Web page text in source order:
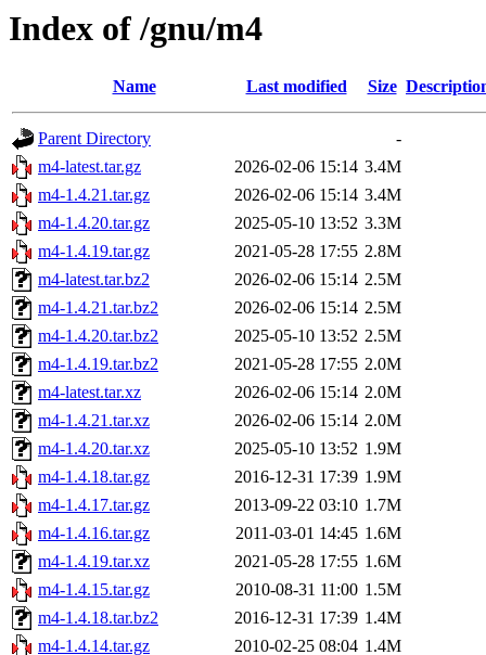
Index of /gnu/m4
Name Last modified Size
Parent Directory
-
m4-latest.tar.gz
2026-02-06 15:14 3.4M
m4-1.4.21.tar.gz
2026-02-06 15:14 3.4M
m4-1.4.20.tar.gz
2025-05-10 13:52 3.3M
m4-1.4.19.tar.gz
2021-05-28 17:55 2.8M
m4-latest.tar.bz2
2026-02-06 15:14 2.5M
m4-1.4.21.tar.bz2
2026-02-06 15:14 2.5M
m4-1.4.20.tar.bz2
2025-05-10 13:52 2.5M
m4-1.4.19.tar.bz2
2021-05-28 17:55 2.0M
m4-latest.tar.xz
2026-02-06 15:14 2.0M
m4-1.4.21.tar.xz
2026-02-06 15:14 2.0M
m4-1.4.20.tar.xz
2025-05-10 13:52 1.9M
m4-1.4.18.tar.gz
2016-12-31 17:39 1.9M
m4-1.4.17.tar.gz
2013-09-22 03:10 1.7M
m4-1.4.16.tar.gz
2011-03-01 14:45 1.6M
m4-1.4.19.tar.xz
2021-05-28 17:55 1.6M
m4-1.4.15.tar.gz
2010-08-31 11:00 1.5M
m4-1.4.18.tar.bz2
2016-12-31 17:39 1.4M
m4-1.4.14.tar.gz
2010-02-25 08:04 1.4M